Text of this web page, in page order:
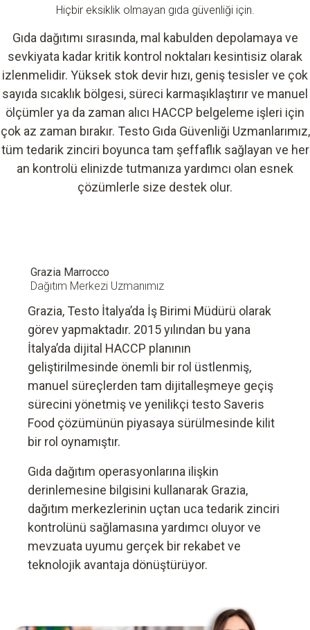
Hiçbir eksiklik olmayan gıda güvenliği için.
Gıda dağıtımı sırasında, mal kabulden depolamaya ve
sevkiyata kadar kritik kontrol noktaları kesintisiz olarak
izlenmelidir. Yüksek stok devir hızı, geniş tesisler ve çok
sayıda sıcaklık bölgesi, süreci karmaşıklaştırır ve manuel
ölçümler ya da zaman alıcı HACCP belgeleme işleri için
çok az zaman bırakır. Testo Gıda Güvenliği Uzmanlarımız,
tüm tedarik zinciri boyunca tam şeffaflık sağlayan ve her
an kontrolü elinizde tutmanıza yardımcı olan esnek
çözümlerle size destek olur.
Grazia Marrocco
Dağıtım Merkezi Uzmanımız
Grazia, Testo İtalya’da İş Birimi Müdürü olarak
görev yapmaktadır. 2015 yılından bu yana
İtalya’da dijital HACCP planının
geliştirilmesinde önemli bir rol üstlenmiş,
manuel süreçlerden tam dijitalleşmeye geçiş
sürecini yönetmiş ve yenilikçi testo Saveris
Food çözümünün piyasaya sürülmesinde kilit
bir rol oynamıştır.
Gıda dağıtım operasyonlarına ilişkin
derinlemesine bilgisini kullanarak Grazia,
dağıtım merkezlerinin uçtan uca tedarik zinciri
kontrolünü sağlamasına yardımcı oluyor ve
mevzuata uyumu gerçek bir rekabet ve
teknolojik avantaja dönüştürüyor.